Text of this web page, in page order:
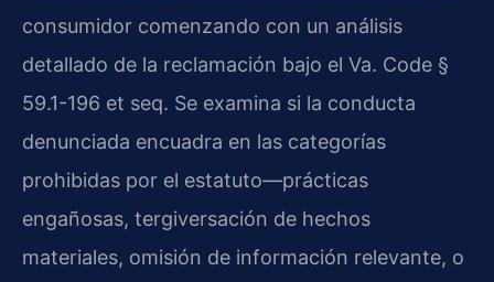
consumidor comenzando con un análisis
detallado de la reclamación bajo el Va. Code §
59.1-196 et seq. Se examina si la conducta
denunciada encuadra en las categorías
prohibidas por el estatuto—prácticas
engañosas, tergiversación de hechos
materiales, omisión de información relevante, o